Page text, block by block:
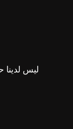
ليس لدينا